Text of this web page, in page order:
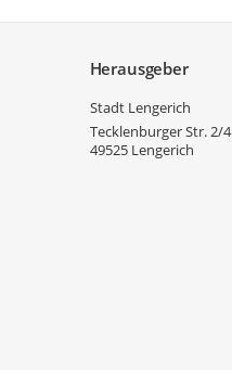
Herausgeber
Stadt Lengerich
Tecklenburger Str. 2/4
49525 Lengerich